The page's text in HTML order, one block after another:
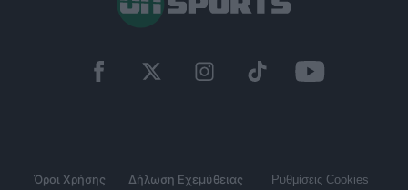
Όροι Χρήσης Δήλωση Εχεμύθειας Ρυθμίσεις Cookies